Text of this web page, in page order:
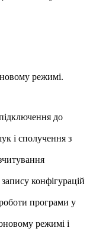
режимі.
до
і сполучення з
конфігурацій
програми у
режимі і